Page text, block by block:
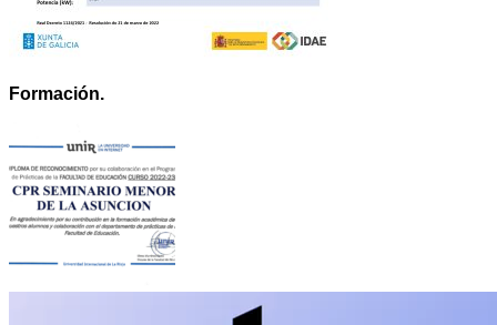
Formación.